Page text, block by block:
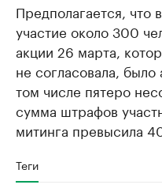
Предполагается, что
участие около 300
акции 26 марта,
не согласовала,
том числе пятеро
сумма штрафов
митинга превысила
Теги